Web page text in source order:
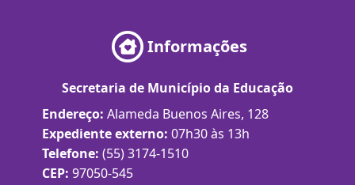
Informações
Secretaria de Município da Educação
Endereço: Alameda Buenos Aires, 128
Expediente externo: 07h30 às 13h
Telefone: (55) 3174-1510
CEP: 97050-545